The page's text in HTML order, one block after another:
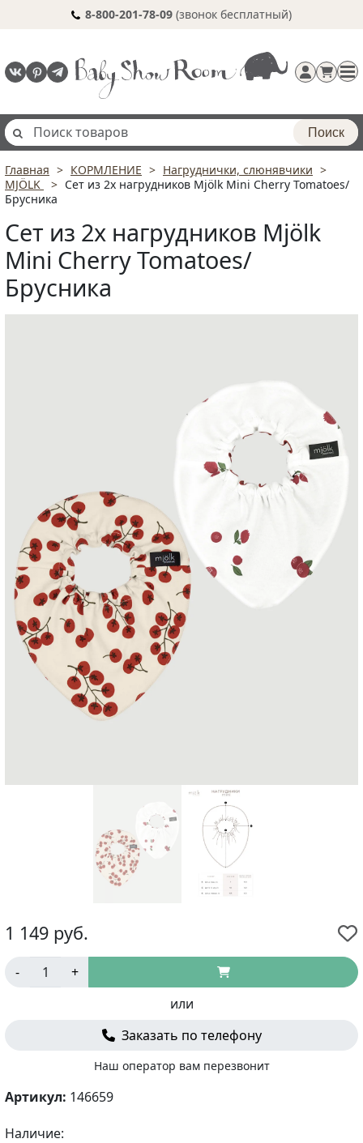
8-800-201-78-09 (звонок бесплатный)
Регистрация
Поиск
Главная КОРМЛЕНИЕ
Нагруднички, слюнявчики
MJÖLK
Сет из 2х нагрудников Mjölk Mini Cherry Tomatoes/
Брусника
Сет из 2х нагрудников Mjölk
Mini Cherry Tomatoes/
Брусника
1 149 руб.
-
+
или
Заказать по телефону
Наш оператор вам перезвонит
Артикул: 146659
Наличие: